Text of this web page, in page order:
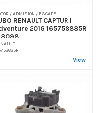
/ ADMISION / ESCAPE
RENAULT CAPTUR I
2016 165758885R
View